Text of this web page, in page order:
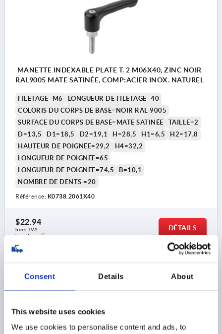
Consent Details About
This website uses cookies
We use cookies to personalise content and ads, to
MANETTE INDEXABLE PLATE T. 2 M06X40, ZINC NOIR
RAL9005 MATE SATINÉE, COMP:ACIER INOX. NATUREL
FILETAGE=M6
LONGUEUR DE FILETAGE=40
COLORIS DU CORPS DE BASE=NOIR RAL 9005
SURFACE DU CORPS DE BASE=MATE SATINÉE
TAILLE=2
D=13,5
D1=18,5 D2=19,1 H=28,5 H1=6,5
H2=17,8
HAUTEUR DE POIGNÉE=29,2
H4=32,2
LONGUEUR DE POIGNÉE=65
LONGUEUR DE POIGNÉE=74,5
B=10,1
NOMBRE DE DENTS =20
Référence: K0738.2061X40
$22.94
hors TVA
hors frais d’envoi
DÉTAILS
K0738